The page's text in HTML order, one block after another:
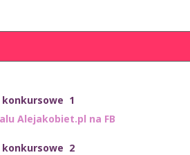
konkursowe 1
Alejakobiet.pl na FB
konkursowe 2